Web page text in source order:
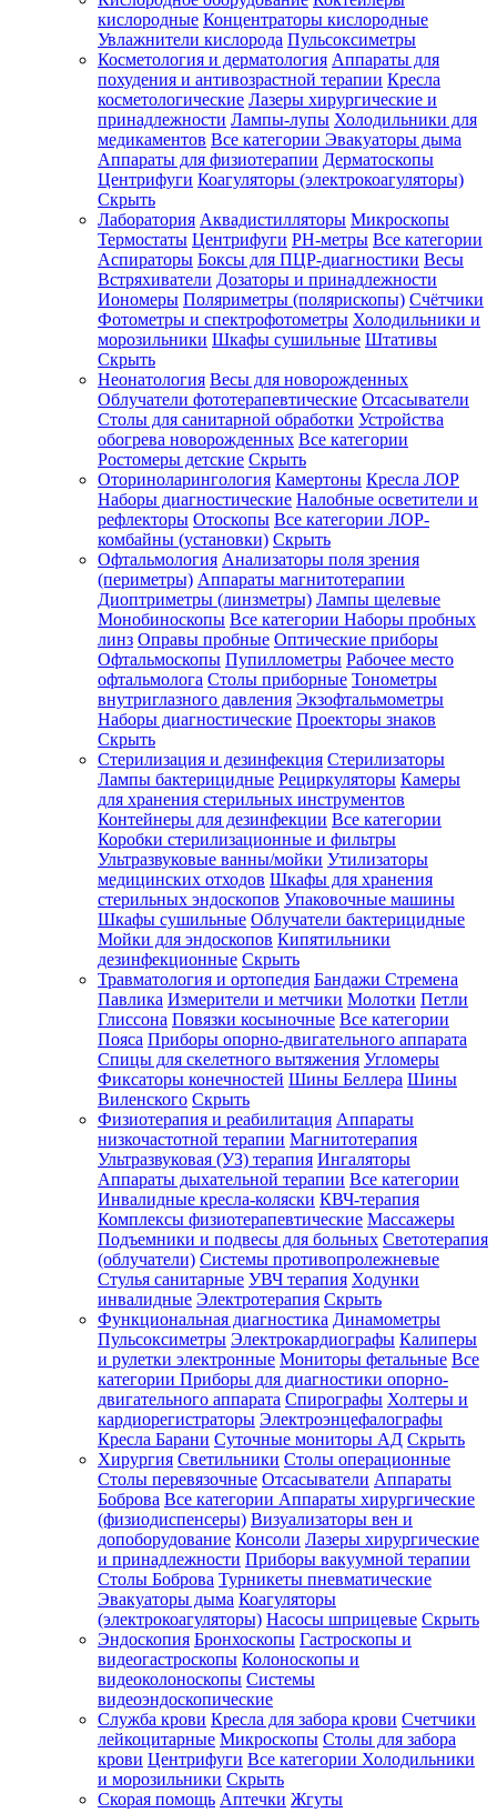
Зарегистрироваться
Зачем
регистрироваться?
Все
покупки
одном
месте
Личный
менеджер
Отслеживание
статуса
заказа
кислородные Концентраторы кислородные
Увлажнители кислорода Пульсоксиметры
Косметология и дерматология Аппараты для
похудения и антивозрастной терапии Кресла
косметологические Лазеры хирургические и
принадлежности Лампы-лупы Холодильники для
медикаментов Все категории Эвакуаторы дыма
Аппараты для физиотерапии Дерматоскопы
Центрифуги Коагуляторы (электрокоагуляторы)
Скрыть
Лаборатория Аквадистилляторы Микроскопы
Термостаты Центрифуги PH-метры Все категории
Аспираторы Боксы для ПЦР-диагностики Весы
Встряхиватели Дозаторы и принадлежности
Иономеры Поляриметры (полярископы) Счётчики
Фотометры и спектрофотометры Холодильники и
морозильники Шкафы сушильные Штативы
Скрыть
Неонатология Весы для новорожденных
Облучатели фототерапевтические Отсасыватели
Столы для санитарной обработки Устройства
обогрева новорожденных Все категории
Ростомеры детские Скрыть
Оториноларингология Камертоны Кресла ЛОР
Наборы диагностические Налобные осветители и
рефлекторы Отоскопы Все категории ЛОР-
комбайны (установки) Скрыть
Офтальмология Анализаторы поля зрения
(периметры) Аппараты магнитотерапии
Диоптриметры (линзметры) Лампы щелевые
Монобиноскопы Все категории Наборы пробных
линз Оправы пробные Оптические приборы
Офтальмоскопы Пупиллометры Рабочее место
офтальмолога Столы приборные Тонометры
внутриглазного давления Экзофтальмометры
Наборы диагностические Проекторы знаков
Скрыть
Стерилизация и дезинфекция Стерилизаторы
Лампы бактерицидные Рециркуляторы Камеры
для хранения стерильных инструментов
Контейнеры для дезинфекции Все категории
Коробки стерилизационные и фильтры
Ультразвуковые ванны/мойки Утилизаторы
медицинских отходов Шкафы для хранения
стерильных эндоскопов Упаковочные машины
Шкафы сушильные Облучатели бактерицидные
Мойки для эндоскопов Кипятильники
дезинфекционные Скрыть
Травматология и ортопедия Бандажи Стремена
Павлика Измерители и метчики Молотки Петли
Глиссона Повязки косыночные Все категории
Пояса Приборы опорно-двигательного аппарата
Спицы для скелетного вытяжения Угломеры
Фиксаторы конечностей Шины Беллера Шины
Виленского Скрыть
Физиотерапия и реабилитация Аппараты
низкочастотной терапии Магнитотерапия
Ультразвуковая (УЗ) терапия Ингаляторы
Аппараты дыхательной терапии Все категории
Инвалидные кресла-коляски КВЧ-терапия
Комплексы физиотерапевтические Массажеры
Подъемники и подвесы для больных Светотерапия
(облучатели) Системы противопролежневые
Стулья санитарные УВЧ терапия Ходунки
инвалидные Электротерапия Скрыть
Функциональная диагностика Динамометры
Пульсоксиметры Электрокардиографы Калиперы
и рулетки электронные Мониторы фетальные Все
категории Приборы для диагностики опорно-
двигательного аппарата Спирографы Холтеры и
кардиорегистраторы Электроэнцефалографы
Кресла Барани Суточные мониторы АД Скрыть
Хирургия Светильники Столы операционные
Столы перевязочные Отсасыватели Аппараты
Боброва Все категории Аппараты хирургические
(физиодиспенсеры) Визуализаторы вен и
допоборудование Консоли Лазеры хирургические
и принадлежности Приборы вакуумной терапии
Столы Боброва Турникеты пневматические
Эвакуаторы дыма Коагуляторы
(электрокоагуляторы) Насосы шприцевые Скрыть
Эндоскопия Бронхоскопы Гастроскопы и
видеогастроскопы Колоноскопы и
видеоколоноскопы Системы
видеоэндоскопические
Служба крови Кресла для забора крови Счетчики
лейкоцитарные Микроскопы Столы для забора
крови Центрифуги Все категории Холодильники
и морозильники Скрыть
Скорая помощь Аптечки Жгуты